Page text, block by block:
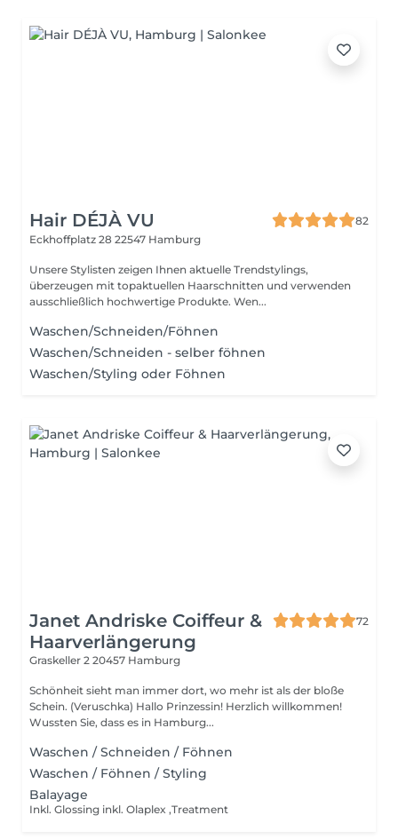
Hair DÉJÀ VU
82
Eckhoffplatz 28 22547 Hamburg
Unsere Stylisten zeigen Ihnen aktuelle Trendstylings,
überzeugen mit topaktuellen Haarschnitten und verwenden
ausschließlich hochwertige Produkte. Wen...
Waschen/Schneiden/Föhnen
Waschen/Schneiden - selber föhnen
Waschen/Styling oder Föhnen
Janet Andriske Coiffeur &
Haarverlängerung
72
Graskeller 2 20457 Hamburg
Schönheit sieht man immer dort, wo mehr ist als der bloße
Schein. (Veruschka) Hallo Prinzessin! Herzlich willkommen!
Wussten Sie, dass es in Hamburg...
Waschen / Schneiden / Föhnen
Waschen / Föhnen / Styling
Balayage
Inkl. Glossing inkl. Olaplex ,Treatment